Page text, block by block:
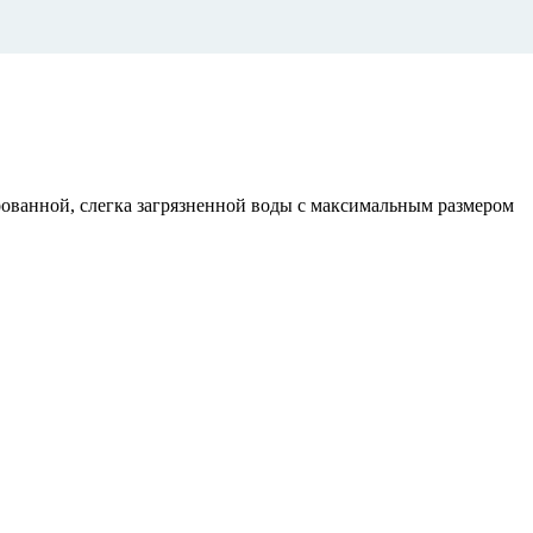
слегка загрязненной воды с максимальным размером